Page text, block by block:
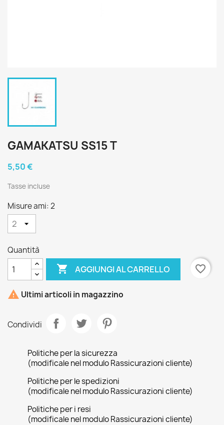
GAMAKATSU SS15 T
5,50 €
Tasse incluse
Misure ami: 2
Quantità
 AGGIUNGI AL CARRELLO favorite_border
 Ultimi articoli in magazzino
Condividi
Politiche per la sicurezza
(modificale nel modulo Rassicurazioni cliente)
Politiche per le spedizioni
(modificale nel modulo Rassicurazioni cliente)
Politiche per i resi
(modificale nel modulo Rassicurazioni cliente)